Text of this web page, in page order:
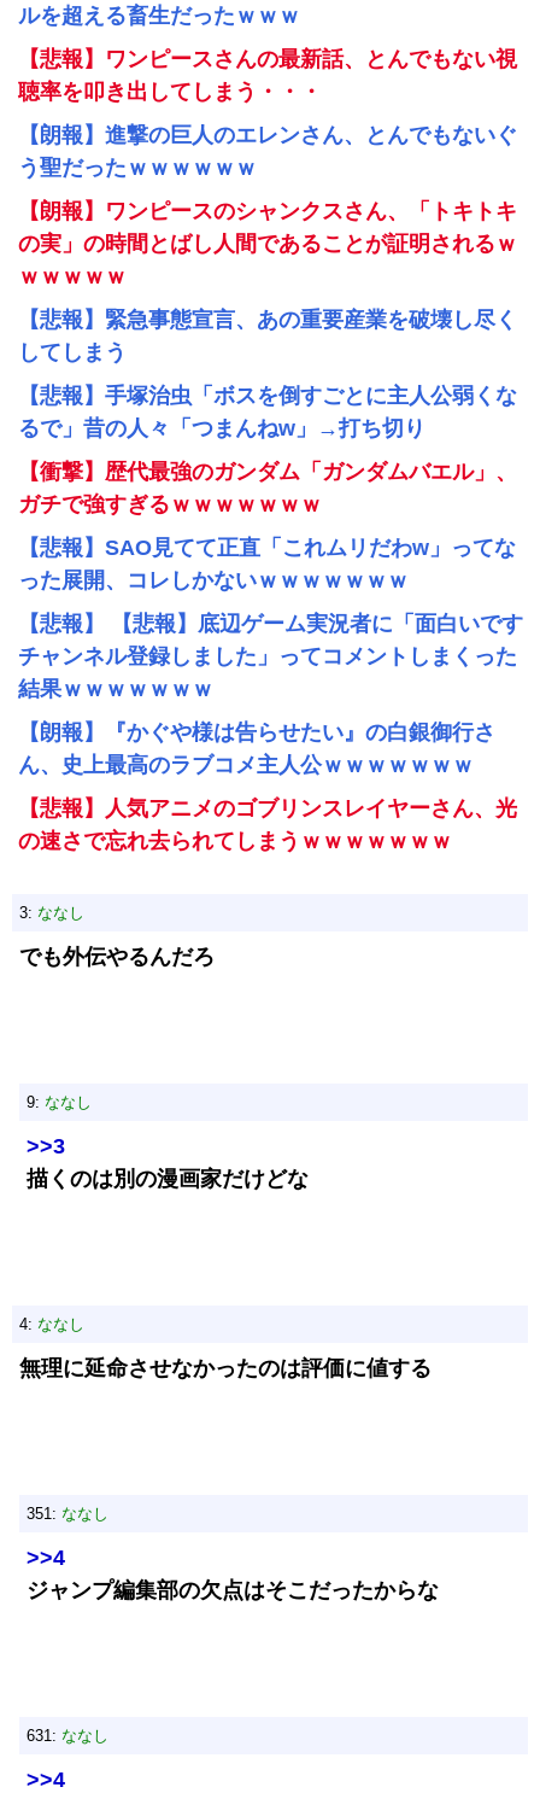
ルを超える畜生だったｗｗｗ
【悲報】ワンピースさんの最新話、とんでもない視
聴率を叩き出してしまう・・・
【朗報】進撃の巨人のエレンさん、とんでもないぐ
う聖だったｗｗｗｗｗｗ
【朗報】ワンピースのシャンクスさん、「トキトキ
の実」の時間とばし人間であることが証明されるｗ
ｗｗｗｗｗ
【悲報】緊急事態宣言、あの重要産業を破壊し尽く
してしまう
【悲報】手塚治虫「ボスを倒すごとに主人公弱くな
るで」昔の人々「つまんねw」→打ち切り
【衝撃】歴代最強のガンダム「ガンダムバエル」、
ガチで強すぎるｗｗｗｗｗｗｗ
【悲報】SAO見てて正直「これムリだわw」ってな
った展開、コレしかないｗｗｗｗｗｗｗ
【悲報】 【悲報】底辺ゲーム実況者に「面白いです
チャンネル登録しました」ってコメントしまくった
結果ｗｗｗｗｗｗｗ
【朗報】『かぐや様は告らせたい』の白銀御行さ
ん、史上最高のラブコメ主人公ｗｗｗｗｗｗｗ
【悲報】人気アニメのゴブリンスレイヤーさん、光
の速さで忘れ去られてしまうｗｗｗｗｗｗｗ
3: ななし
でも外伝やるんだろ
9: ななし
>>3
描くのは別の漫画家だけどな
4: ななし
無理に延命させなかったのは評価に値する
351: ななし
>>4
ジャンプ編集部の欠点はそこだったからな
631: ななし
>>4